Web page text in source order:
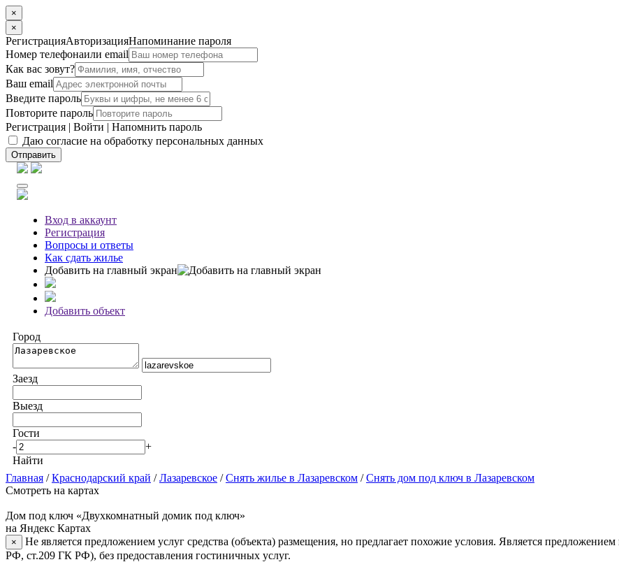
×
×
РегистрацияАвторизацияНапоминание пароля
Номер телефонаили email
Как вас зовут?
Ваш email
Введите пароль
Повторите пароль
Регистрация | Войти | Напомнить пароль
Даю согласие на обработку персональных данных
Отправить
Вход в аккаунт
Регистрация
Вопросы и ответы
Как сдать жилье
Добавить на главный экран
Добавить объект
Город
Заезд
Выезд
Гости
-
+
Найти
Главная /Краснодарский край /Лазаревское /Снять жилье в Лазаревском /Снять дом под ключ в Лазаревском
Смотреть на картах
Дом под ключ «Двухкомнатный домик под ключ»
на Яндекс Картах
×
Не является предложением услуг средства (объекта) размещения, но предлагает похожие условия. Является
РФ, ст.209 ГК РФ), без предоставления гостиничных услуг.